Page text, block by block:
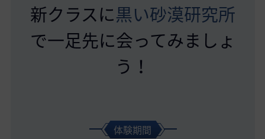
新クラスに黒い砂漠研究所
で一足先に会ってみましょ
う！
体験期間